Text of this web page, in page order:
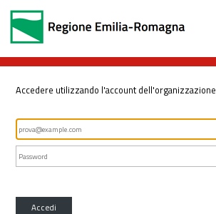
Accedere utilizzando l'account dell'organizzazione
Accedi